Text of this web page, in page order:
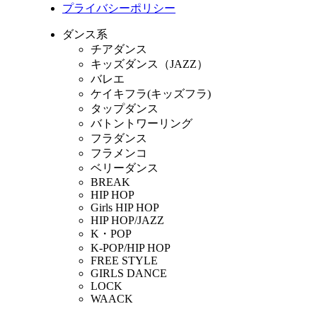
プライバシーポリシー
ダンス系
チアダンス
キッズダンス（JAZZ）
バレエ
ケイキフラ(キッズフラ)
タップダンス
バトントワーリング
フラダンス
フラメンコ
ベリーダンス
BREAK
HIP HOP
Girls HIP HOP
HIP HOP/JAZZ
K・POP
K-POP/HIP HOP
FREE STYLE
GIRLS DANCE
LOCK
WAACK